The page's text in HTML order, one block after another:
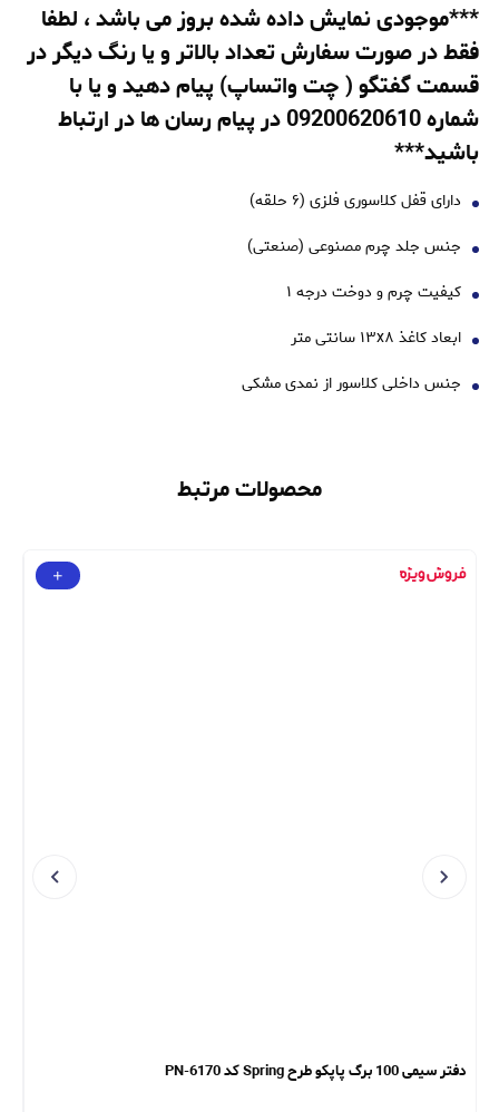
***موجودی نمایش داده شده بروز می باشد ، لطفا
فقط در صورت سفارش تعداد بالاتر و یا رنگ دیگر در
قسمت گفتگو ( چت واتساپ) پیام دهید و یا با
شماره 09200620610 در پیام رسان ها در ارتباط
باشید***
دارای قفل کلاسوری فلزی (۶ حلقه)
جنس جلد چرم مصنوعی (صنعتی)
کیفیت چرم و دوخت درجه ۱
ابعاد کاغذ ۱۳x۸ سانتی متر
جنس داخلی کلاسور از نمدی مشکی
محصولات مرتبط
دفتر سیمی 100 برگ پاپکو طرح Spring کد PN-6170